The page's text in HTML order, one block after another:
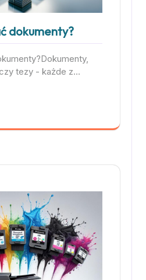
dokumenty?
tezy - każde z…